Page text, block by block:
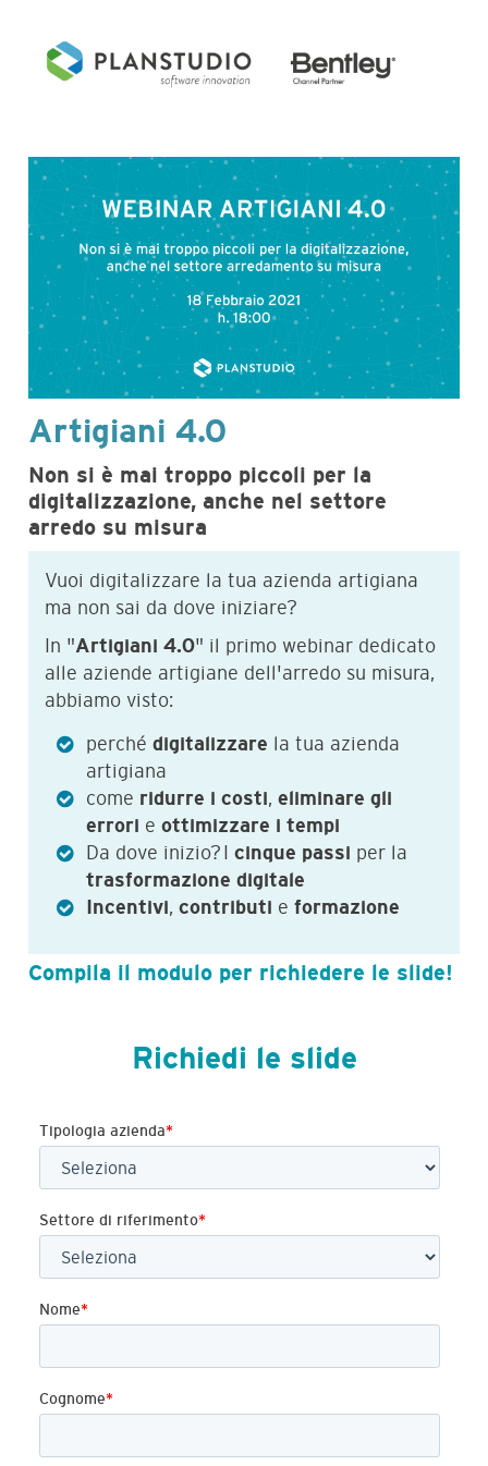
Artigiani 4.0
Non si è mai troppo piccoli per la
digitalizzazione, anche nel settore
arredo su misura
Vuoi digitalizzare la tua azienda artigiana
ma non sai da dove iniziare?
In "Artigiani 4.0" il primo webinar dedicato
alle aziende artigiane dell'arredo su misura,
abbiamo visto:
perchédigitalizzare la tua azienda
artigiana
come ridurre i costi, eliminare gli
errori e ottimizzare i tempi
Da dove inizio?
cinque passi per la
trasformazione digitale
Incentivi,contributi eformazione
Compila il modulo per richiedere le slide!
Richiedi le slide
Tipologia azienda*
Settore di riferimento*
Nome*
Cognome*